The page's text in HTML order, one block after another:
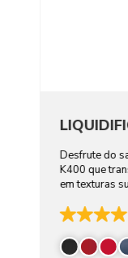
Desfrute do
K400 que
em texturas